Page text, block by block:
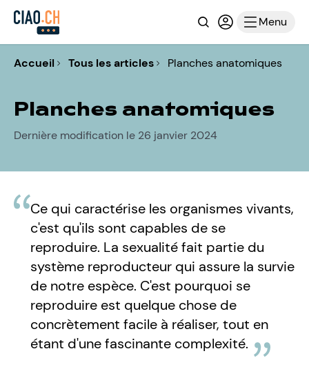
RechercheConnexion
Menu
Accueil Tous les articles Planches anatomiques
Planches anatomiques
Dernière modification le 26 janvier 2024
Ce qui caractérise les organismes vivants,
c'est qu'ils sont capables de se
reproduire. La sexualité fait partie du
système reproducteur qui assure la survie
de notre espèce. C'est pourquoi se
reproduire est quelque chose de
concrètement facile à réaliser, tout en
étant d'une fascinante complexité.